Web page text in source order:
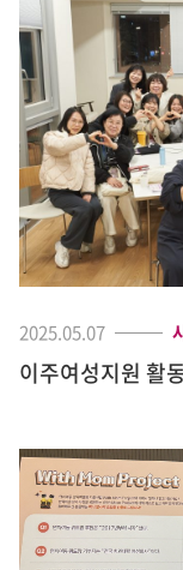
2025.05.07
이주여성지원 활